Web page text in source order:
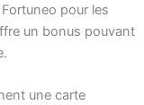
pour les
un bonus pouvant
une carte